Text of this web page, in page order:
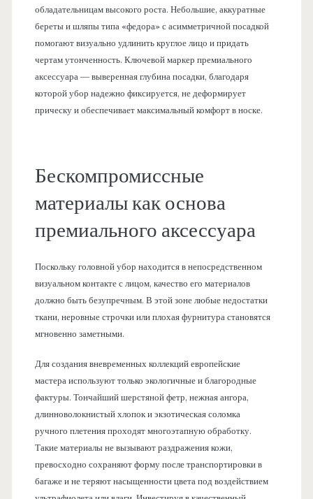
обладательницам высокого роста. Небольшие, аккуратные
береты и шляпы типа «федора» с асимметричной посадкой
помогают визуально удлинить круглое лицо и придать
чертам утонченность. Ключевой маркер премиального
аксессуара — выверенная глубина посадки, благодаря
которой убор надежно фиксируется, не деформирует
прическу и обеспечивает максимальный комфорт в носке.
Бескомпромиссные
материалы как основа
премиального аксессуара
Поскольку головной убор находится в непосредственном
визуальном контакте с лицом, качество его материалов
должно быть безупречным. В этой зоне любые недостатки
ткани, неровные строчки или плохая фурнитура становятся
мгновенно заметными.
Для создания вневременных коллекций европейские
мастера используют только экологичные и благородные
фактуры. Тончайший шерстяной фетр, нежная ангора,
длинноволокнистый хлопок и экзотическая соломка
ручного плетения проходят многоэтапную обработку.
Такие материалы не вызывают раздражения кожи,
превосходно сохраняют форму после транспортировки в
багаже и не теряют насыщенности цвета под воздействием